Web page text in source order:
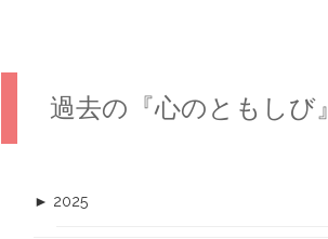
過去の『心のともしび』
► 2025